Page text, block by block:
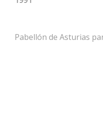
Pabellón de Asturias